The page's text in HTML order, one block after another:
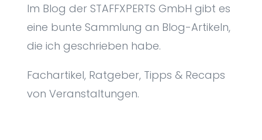
Im Blog der STAFFXPERTS GmbH gibt es
eine bunte Sammlung an Blog-Artikeln,
die ich geschrieben habe.
Fachartikel, Ratgeber, Tipps & Recaps
von Veranstaltungen.